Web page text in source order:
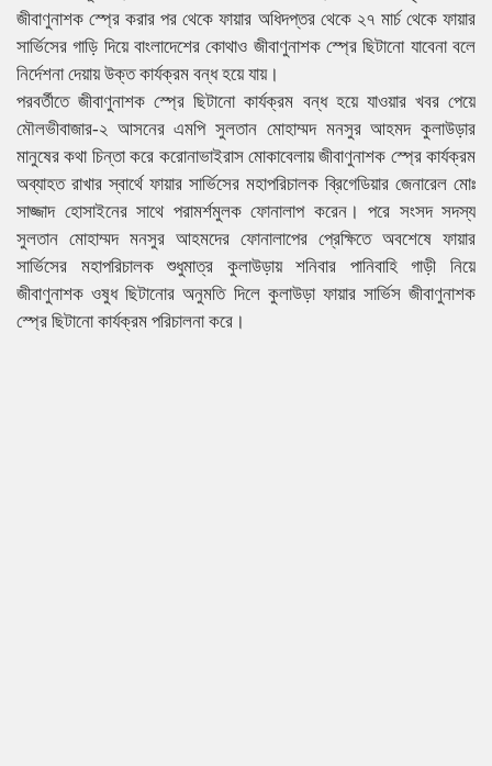
জীবাণুনাশক স্প্রে করার পর থেকে ফায়ার অধিদপ্তর থেকে ২৭ মার্চ থেকে ফায়ার
সার্ভিসের গাড়ি দিয়ে বাংলাদেশের কোথাও জীবাণুনাশক স্প্রে ছিটানো যাবেনা বলে
নির্দেশনা দেয়ায় উক্ত কার্যক্রম বন্ধ হয়ে যায়।
পরবর্তীতে জীবাণুনাশক স্প্রে ছিটানো কার্যক্রম বন্ধ হয়ে যাওয়ার খবর পেয়ে
মৌলভীবাজার-২ আসনের এমপি সুলতান মোহাম্মদ মনসুর আহমদ কুলাউড়ার
মানুষের কথা চিন্তা করে করোনাভাইরাস মোকাবেলায় জীবাণুনাশক স্প্রে কার্যক্রম
অব্যাহত রাখার স্বার্থে ফায়ার সার্ভিসের মহাপরিচালক ব্রিগেডিয়ার জেনারেল মোঃ
সাজ্জাদ হোসাইনের সাথে পরামর্শমুলক ফোনালাপ করেন। পরে সংসদ সদস্য
সুলতান মোহাম্মদ মনসুর আহমদের ফোনালাপের প্রেক্ষিতে অবশেষে ফায়ার
সার্ভিসের মহাপরিচালক শুধুমাত্র কুলাউড়ায় শনিবার পানিবাহি গাড়ী নিয়ে
জীবাণুনাশক ওষুধ ছিটানোর অনুমতি দিলে কুলাউড়া ফায়ার সার্ভিস জীবাণুনাশক
স্প্রে ছিটানো কার্যক্রম পরিচালনা করে।